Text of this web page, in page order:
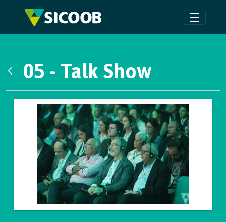
Pular para o Conteúdo principal
05 - Talk Show
Galeria de Mídias